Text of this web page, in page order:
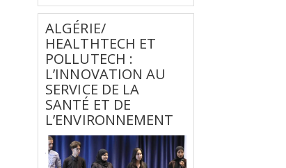
ALGÉRIE/
HEALTHTECH ET
POLLUTECH :
L’INNOVATION AU
SERVICE DE LA
SANTÉ ET DE
L’ENVIRONNEMENT